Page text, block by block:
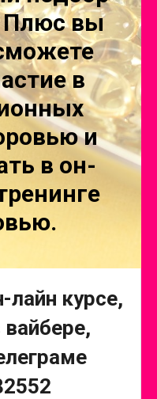
Плюс вы
в
и
в он-
лайн курсе,